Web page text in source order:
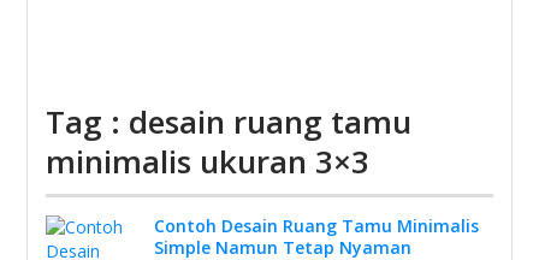
Tag : desain ruang tamu
minimalis ukuran 3×3
Contoh Desain Ruang Tamu Minimalis
Simple Namun Tetap Nyaman